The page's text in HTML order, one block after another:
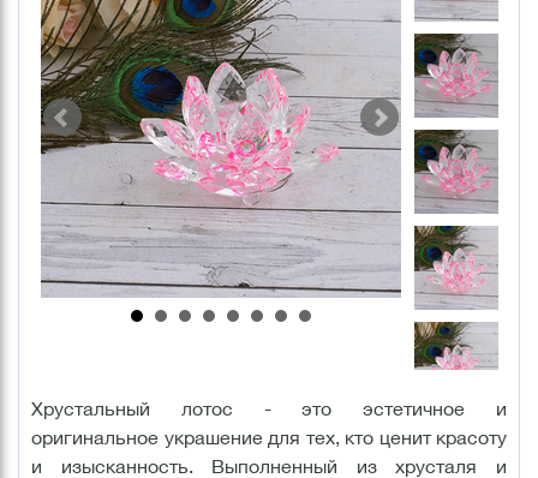
Хрустальный лотос - это эстетичное и
оригинальное украшение для тех, кто ценит красоту
и изысканность. Выполненный из хрусталя и